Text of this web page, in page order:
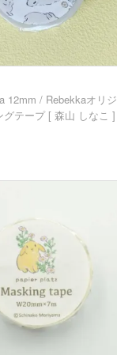
12mm / Rebekkaオリジ
グテープ [ 森山 しなこ ]